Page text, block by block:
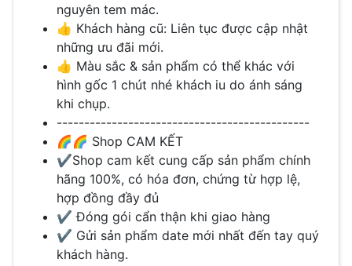
nguyên tem mác.
👍 Khách hàng cũ: Liên tục được cập nhật
những ưu đãi mới.
👍 Màu sắc & sản phẩm có thể khác với
hình gốc 1 chút nhé khách iu do ánh sáng
khi chụp.
----------------------------------------------
🌈🌈 Shop CAM KẾT
✔️Shop cam kết cung cấp sản phẩm chính
hãng 100%, có hóa đơn, chứng từ hợp lệ,
hợp đồng đầy đủ
✔️ Đóng gói cẩn thận khi giao hàng
✔️ Gửi sản phẩm date mới nhất đến tay quý
khách hàng.